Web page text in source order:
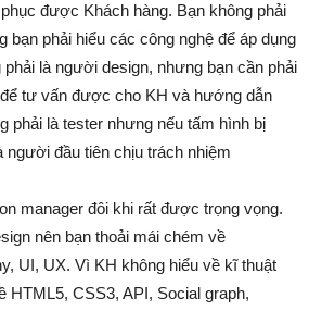
được Khách hàng. Bạn không phải
bạn phải hiểu các công nghệ để áp dụng
là người design, nhưng bạn cần phải
tư vấn được cho KH và hướng dẫn
phải là tester nhưng nếu tấm hình bị
người đầu tiên chịu trách nhiệm
manager đôi khi rất được trọng vọng.
nên bạn thoải mái chém về
UI, UX. Vì KH không hiểu về kĩ thuật
HTML5, CSS3, API, Social graph,